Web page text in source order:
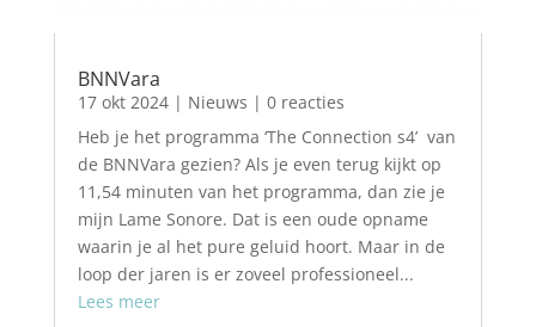
BNNVara
17 okt 2024| Nieuws | 0 reacties
Heb je het programma ‘The Connection s4’ van
de BNNVara gezien? Als je even terug kijkt op
11,54 minuten van het programma, dan zie je
mijn Lame Sonore. Dat is een oude opname
waarin je al het pure geluid hoort. Maar in de
loop der jaren is er zoveel professioneel...
Lees meer